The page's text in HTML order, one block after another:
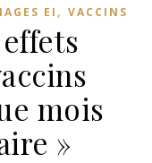
EI , VACCINS
mois
»